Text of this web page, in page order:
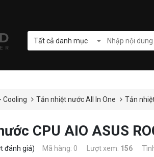
Tất cả danh mục
Cooling Tản nhiệt nước All In One Tản
CPU AIO ASUS
đánh giá) Mã hàng: 0 Lượt xem: 156